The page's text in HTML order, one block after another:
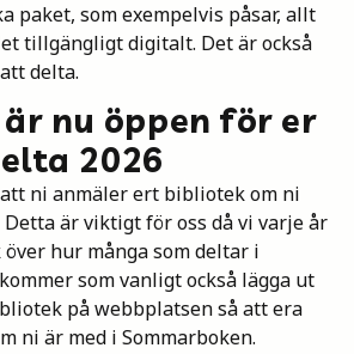
paket, som exempelvis påsar, allt
tillgängligt digitalt. Det är också
delta.
nu öppen för er
2026
ni anmäler ert bibliotek om ni
är viktigt för oss då vi varje år
hur många som deltar i
som vanligt också lägga ut
på webbplatsen så att era
ni är med i Sommarboken.